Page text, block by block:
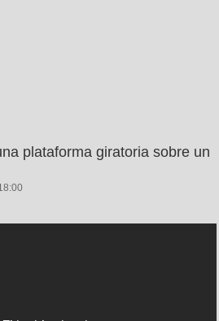
plataforma giratoria sobre un